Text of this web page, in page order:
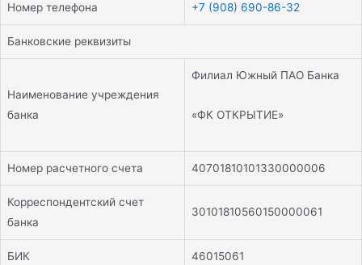
Номер телефона +7 (908) 690-86-32
Банковские реквизиты
Наименование учреждения
банка
Филиал Южный ПАО Банка
«ФК ОТКРЫТИЕ»
Номер расчетного счета 40701810101330000006
Корреспондентский счет
банка
30101810560150000061
БИК 46015061